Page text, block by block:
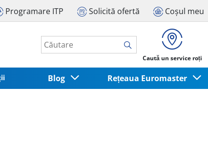
Programare ITP Solicită ofertă Coșul meu
Caută un service roți
Blog Rețeaua Euromaster